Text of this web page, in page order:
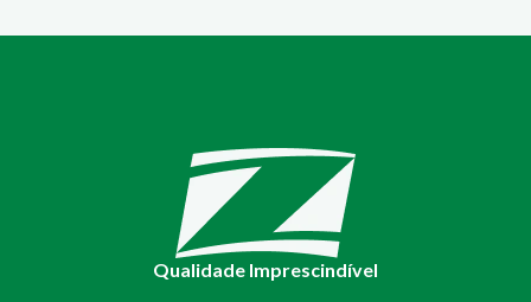
Qualidade Imprescindível